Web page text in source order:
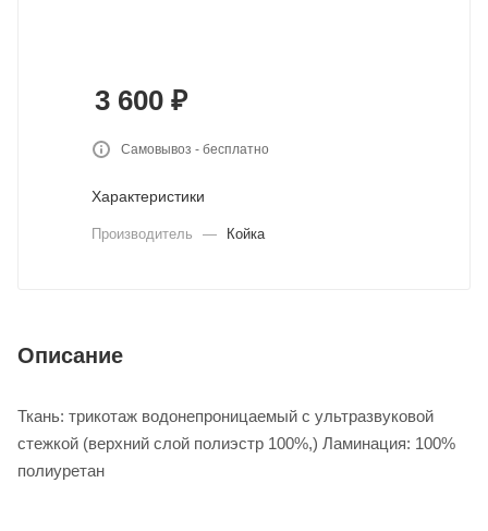
3 600 ₽
Самовывоз - бесплатно
Характеристики
Производитель — Койка
Описание
Ткань: трикотаж водонепроницаемый с ультразвуковой
стежкой (верхний слой полиэстр 100%,) Ламинация: 100%
полиуретан